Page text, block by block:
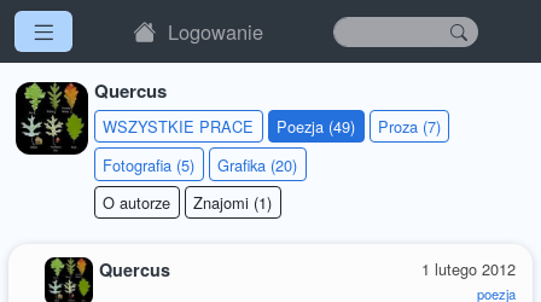
Logowanie
Quercus
WSZYSTKIE PRACE Poezja (49)
Proza (7)
Fotografia (5)
Grafika (20)
O autorze
Znajomi (1)
1 lutego 2012
poezja
Quercus